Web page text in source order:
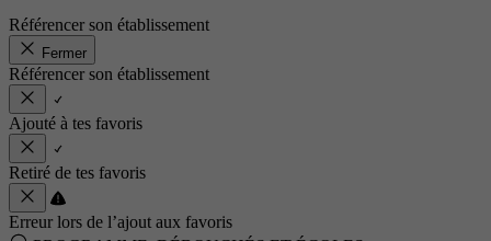
Référencer son établissement
Fermer
Référencer son établissement
Ajouté à tes favoris
Retiré de tes favoris
Erreur lors de l’ajout aux favoris